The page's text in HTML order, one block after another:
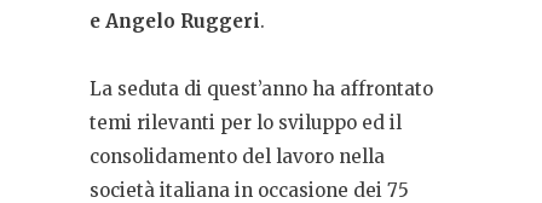
e Angelo Ruggeri.
La seduta di quest’anno ha affrontato
temi rilevanti per lo sviluppo ed il
consolidamento del lavoro nella
società italiana in occasione dei 75